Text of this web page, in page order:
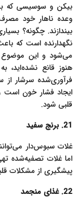
بیکن و سوسیسی که
وعده ناهار خود
بیندازند. چگونه؟
نگهدارنده است که
می‌شود و این موضوع
هنوز قانع
فرآوری‌شده سرشار
ایجاد فشار خون است
قلبی شود.
21. برنج سفید
غلات سبوس‌دار
اما غلات تصفیه‌شده
پیشگیری از مشکلات
22. غذای منجمد